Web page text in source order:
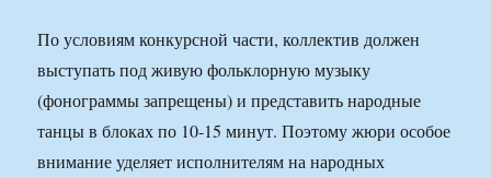
По условиям конкурсной части, коллектив должен
выступать под живую фольклорную музыку
(фонограммы запрещены) и представить народные
танцы в блоках по 10-15 минут. Поэтому жюри особое
внимание уделяет исполнителям на народных